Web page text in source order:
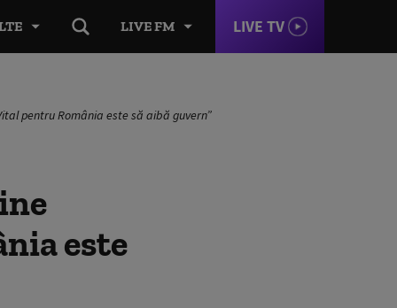
LIVE FM LIVE TV
pentru România este să aibă guvern”
este